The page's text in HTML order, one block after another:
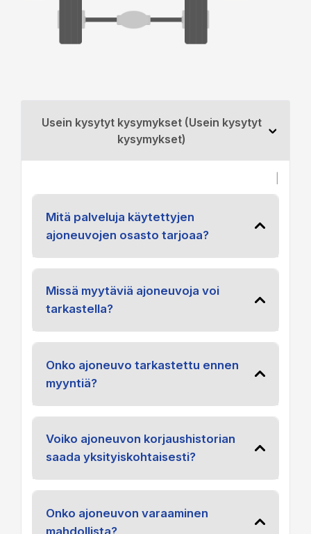
Usein kysytyt kysymykset (Usein kysytyt
kysymykset)
Mitä palveluja käytettyjen
ajoneuvojen osasto tarjoaa?
Missä myytäviä ajoneuvoja voi
tarkastella?
Onko ajoneuvo tarkastettu ennen
myyntiä?
Voiko ajoneuvon korjaushistorian
saada yksityiskohtaisesti?
Onko ajoneuvon varaaminen
mahdollista?